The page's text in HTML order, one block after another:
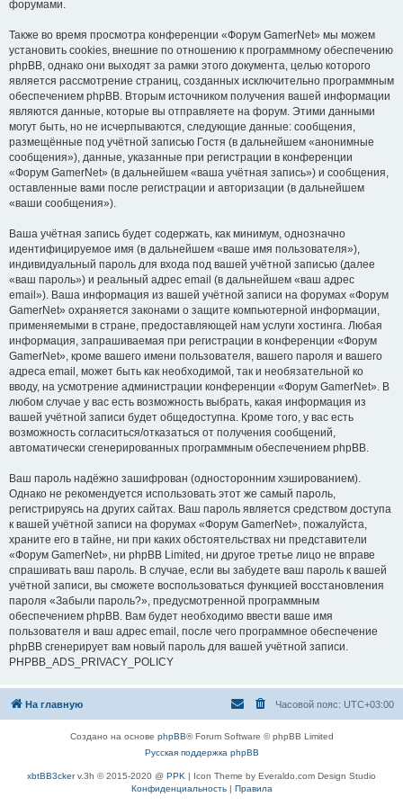
форумами.
Также во время просмотра конференции «Форум GamerNet» мы можем
установить cookies, внешние по отношению к программному обеспечению
phpBB, однако они выходят за рамки этого документа, целью которого
является рассмотрение страниц, созданных исключительно программным
обеспечением phpBB. Вторым источником получения вашей информации
являются данные, которые вы отправляете на форум. Этими данными
могут быть, но не исчерпываются, следующие данные: сообщения,
размещённые под учётной записью Гостя (в дальнейшем «анонимные
сообщения»), данные, указанные при регистрации в конференции
«Форум GamerNet» (в дальнейшем «ваша учётная запись») и сообщения,
оставленные вами после регистрации и авторизации (в дальнейшем
«ваши сообщения»).
Ваша учётная запись будет содержать, как минимум, однозначно
идентифицируемое имя (в дальнейшем «ваше имя пользователя»),
индивидуальный пароль для входа под вашей учётной записью (далее
«ваш пароль») и реальный адрес email (в дальнейшем «ваш адрес
email»). Ваша информация из вашей учётной записи на форумах «Форум
GamerNet» охраняется законами о защите компьютерной информации,
применяемыми в стране, предоставляющей нам услуги хостинга. Любая
информация, запрашиваемая при регистрации в конференции «Форум
GamerNet», кроме вашего имени пользователя, вашего пароля и вашего
адреса email, может быть как необходимой, так и необязательной ко
вводу, на усмотрение администрации конференции «Форум GamerNet». В
любом случае у вас есть возможность выбрать, какая информация из
вашей учётной записи будет общедоступна. Кроме того, у вас есть
возможность согласиться/отказаться от получения сообщений,
автоматически сгенерированных программным обеспечением phpBB.
Ваш пароль надёжно зашифрован (односторонним хэшированием).
Однако не рекомендуется использовать этот же самый пароль,
регистрируясь на других сайтах. Ваш пароль является средством доступа
к вашей учётной записи на форумах «Форум GamerNet», пожалуйста,
храните его в тайне, ни при каких обстоятельствах ни представители
«Форум GamerNet», ни phpBB Limited, ни другое третье лицо не вправе
спрашивать ваш пароль. В случае, если вы забудете ваш пароль к вашей
учётной записи, вы сможете воспользоваться функцией восстановления
пароля «Забыли пароль?», предусмотренной программным
обеспечением phpBB. Вам будет необходимо ввести ваше имя
пользователя и ваш адрес email, после чего программное обеспечение
phpBB сгенерирует вам новый пароль для вашей учётной записи.
PHPBB_ADS_PRIVACY_POLICY
На главную Часовой пояс: UTC+03:00
Создано на основе phpBB® Forum Software © phpBB Limited
Русская поддержка phpBB
xbtBB3ckerv.3h © 2015-2020 @ PPK | Icon Theme by Everaldo.com Design Studio
Конфиденциальность| Правила